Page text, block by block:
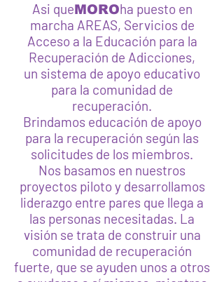
Asi queMOROha puesto en
marcha AREAS, Servicios de
Acceso a la Educación para la
Recuperación de Adicciones,
un sistema de apoyo educativo
para la comunidad de
recuperación.
Brindamos educación de apoyo
para la recuperación según las
solicitudes de los miembros.
Nos basamos en nuestros
proyectos piloto y desarrollamos
liderazgo entre pares que llega a
las personas necesitadas. La
visión se trata de construir una
comunidad de recuperación
fuerte, que se ayuden unos a otros